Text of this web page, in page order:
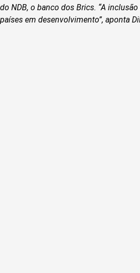
do NDB, o banco dos Brics. “A
países em desenvolvimento”, aponta